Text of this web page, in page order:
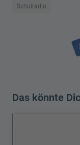
Schulradio
Das könnte